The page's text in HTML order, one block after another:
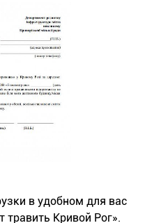
в удобном для вас
травить Кривой Рог».